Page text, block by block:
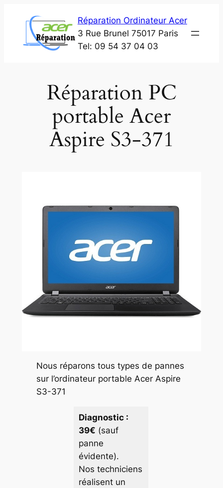
contenu
Réparation Ordinateur Acer
3 Rue Brunel 75017 Paris
Tel: 09 54 37 04 03
Réparation PC
portable Acer
Aspire S3-371
Nous réparons tous types de pannes
sur l’ordinateur portable Acer Aspire
S3-371
Diagnostic :
39€ (sauf
panne
évidente).
Nos techniciens
réalisent un